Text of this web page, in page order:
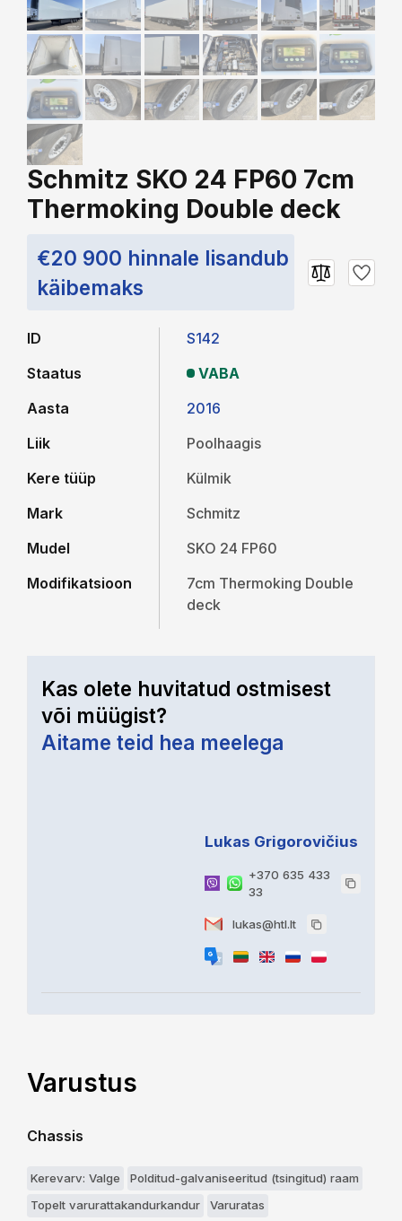
Schmitz SKO 24 FP60 7cm
Thermoking Double deck
€20 900 hinnale lisandub
käibemaks
ID
Staatus
Aasta
Liik
Kere tüüp
Mark
Mudel
Modifikatsioon
S142
VABA
2016
Poolhaagis
Külmik
Schmitz
SKO 24 FP60
7cm Thermoking Double
deck
Kas olete huvitatud ostmisest
või müügist?
Aitame teid hea meelega
Lukas Grigorovičius
+370 635 433
33
lukas@htl.lt
Varustus
Chassis
Kerevarv: Valge
Polditud-galvaniseeritud (tsingitud) raam
Topelt varurattakandurkandur
Varuratas